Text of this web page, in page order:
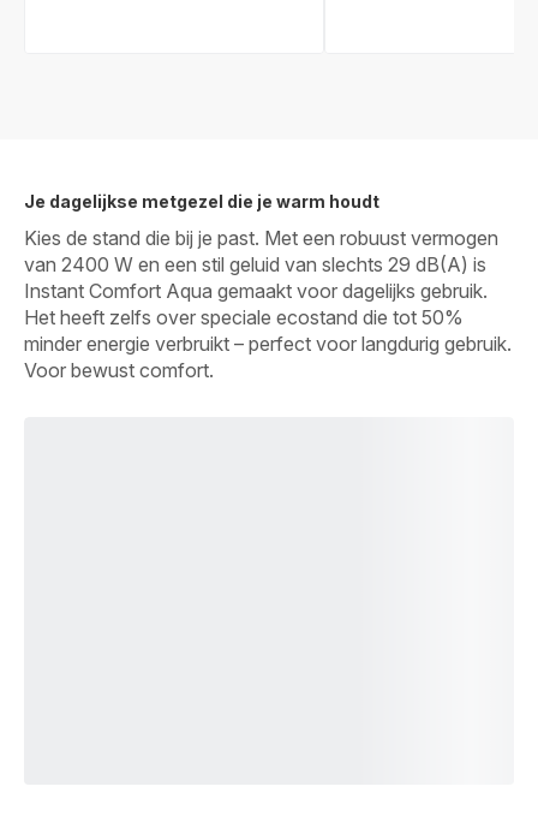
Je dagelijkse metgezel die je warm houdt
Kies de stand die bij je past. Met een robuust vermogen
van 2400 W en een stil geluid van slechts 29 dB(A) is
Instant Comfort Aqua gemaakt voor dagelijks gebruik.
Het heeft zelfs over speciale ecostand die tot 50%
minder energie verbruikt – perfect voor langdurig gebruik.
Voor bewust comfort.